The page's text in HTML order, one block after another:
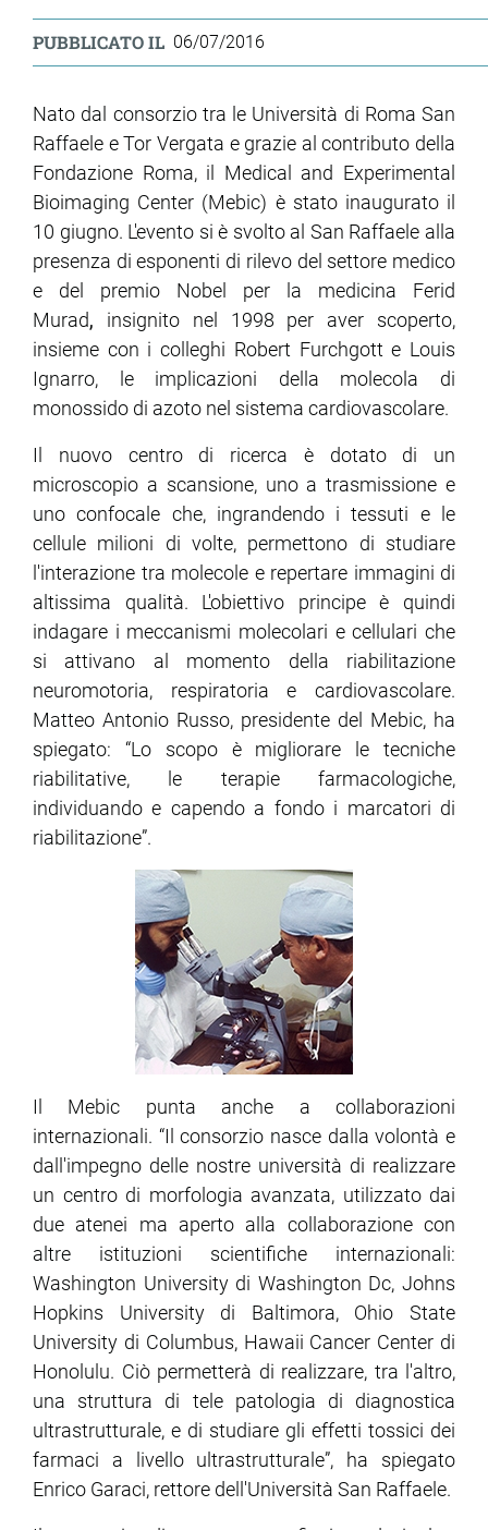
PUBBLICATO IL 06/07/2016
Nato dal consorzio tra le Università di Roma San
Raffaele e Tor Vergata e grazie al contributo della
Fondazione Roma, il Medical and Experimental
Bioimaging Center (Mebic) è stato inaugurato il
10 giugno. L'evento si è svolto al San Raffaele alla
presenza di esponenti di rilevo del settore medico
e del premio Nobel per la medicina Ferid
Murad, insignito nel 1998 per aver scoperto,
insieme con i colleghi Robert Furchgott e Louis
Ignarro, le implicazioni della molecola di
monossido di azoto nel sistema cardiovascolare.
Il nuovo centro di ricerca è dotato di un
microscopio a scansione, uno a trasmissione e
uno confocale che, ingrandendo i tessuti e le
cellule milioni di volte, permettono di studiare
l'interazione tra molecole e repertare immagini di
altissima qualità. L'obiettivo principe è quindi
indagare i meccanismi molecolari e cellulari che
si attivano al momento della riabilitazione
neuromotoria, respiratoria e cardiovascolare.
Matteo Antonio Russo, presidente del Mebic, ha
spiegato: “Lo scopo è migliorare le tecniche
riabilitative, le terapie farmacologiche,
individuando e capendo a fondo i marcatori di
riabilitazione”.
Il Mebic punta anche a collaborazioni
internazionali. “Il consorzio nasce dalla volontà e
dall'impegno delle nostre università di realizzare
un centro di morfologia avanzata, utilizzato dai
due atenei ma aperto alla collaborazione con
altre istituzioni scientifiche internazionali:
Washington University di Washington Dc, Johns
Hopkins University di Baltimora, Ohio State
University di Columbus, Hawaii Cancer Center di
Honolulu. Ciò permetterà di realizzare, tra l'altro,
una struttura di tele patologia di diagnostica
ultrastrutturale, e di studiare gli effetti tossici dei
farmaci a livello ultrastrutturale”, ha spiegato
Enrico Garaci, rettore dell'Università San Raffaele.